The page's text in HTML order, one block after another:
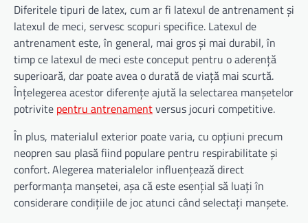
Diferitele tipuri de latex, cum ar fi latexul de antrenament și
latexul de meci, servesc scopuri specifice. Latexul de
antrenament este, în general, mai gros și mai durabil, în
timp ce latexul de meci este conceput pentru o aderență
superioară, dar poate avea o durată de viață mai scurtă.
Înțelegerea acestor diferențe ajută la selectarea manșetelor
potrivite pentru antrenamentversus jocuri competitive.
În plus, materialul exterior poate varia, cu opțiuni precum
neopren sau plasă fiind populare pentru respirabilitate și
confort. Alegerea materialelor influențează direct
performanța manșetei, așa că este esențial să luați în
considerare condițiile de joc atunci când selectați manșete.